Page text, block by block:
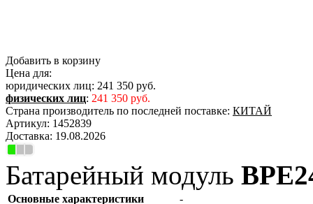
Добавить в корзину
Цена для:
юридических лиц: 241 350 руб.
физических лиц: 241 350 руб.
Страна производитель по последней поставке: КИТАЙ
Артикул: 1452839
Доставка: 19.08.2026
Батарейный модуль
Основные характеристики
-